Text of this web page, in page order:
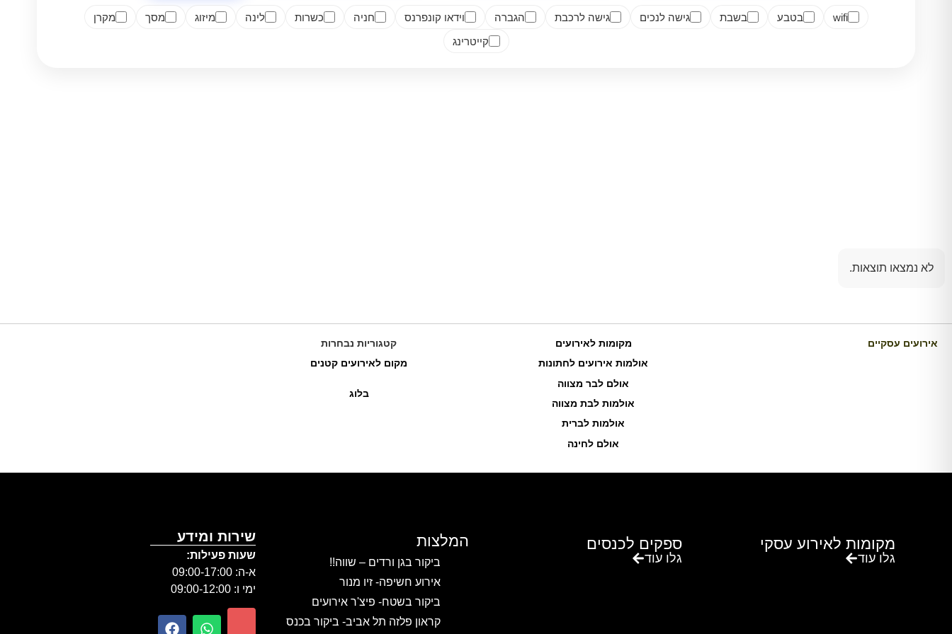
wifi בטבע בשבת גישה לנכים גישה לרכבת הגברה וידאו קונפרנס חניה כשרות לינה מיזוג מסך
מקרן
קייטרינג
לא נמצאו תוצאות.
אירועים עסקיים
מקומות לאירועים
אולמות אירועים לחתונות
אולם לבר מצווה
אולמות לבת מצווה
אולמות לברית
אולם לחינה
קטגוריות נבחרות
מקום לאירועים קטנים
בלוג
מקומות לאירוע עסקי
גלו עוד
ספקים לכנסים
גלו עוד
המלצות
ביקור בגן ורדים – שווה!!
אירוע חשיפה- זיו מנור
ביקור בשטח- פיצ'ר אירועים
קראון פלזה תל אביב- ביקור בכנס
שירות ומידע
שעות פעילות:
א-ה: 09:00-17:00
ימי ו: 09:00-12:00